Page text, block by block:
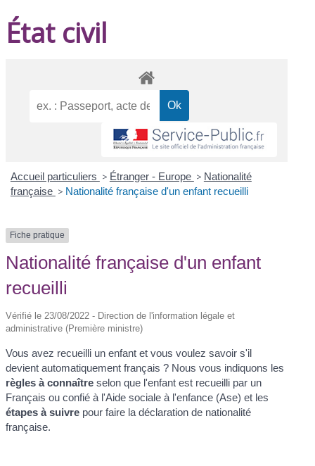
État civil
Accueil particuliers > Étranger - Europe > Nationalité
française > Nationalité française d'un enfant recueilli
Fiche pratique
Nationalité française d'un enfant
recueilli
Vérifié le 23/08/2022 - Direction de l'information légale et
administrative (Première ministre)
Vous avez recueilli un enfant et vous voulez savoir s'il
devient automatiquement français ? Nous vous indiquons les
règles à connaître selon que l'enfant est recueilli par un
Français ou confié à l'Aide sociale à l'enfance (Ase) et les
étapes à suivre pour faire la déclaration de nationalité
française.